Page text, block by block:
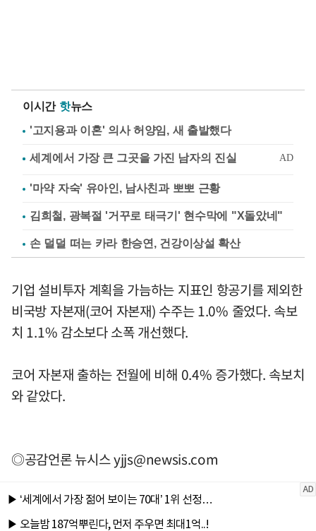
이시간 핫뉴스
'고지용과 이혼' 의사 허양임, 새 출발했다
'마약 자숙' 유아인, 남사친과 뽀뽀 근황
김희철, 광복절 '거꾸로 태극기' 현수막에 "X돌았네"
손 덜덜 떠는 카라 한승연, 건강이상설 확산
기업 설비투자 계획을 가늠하는 지표인 항공기를 제외한
비국방 자본재(코어 자본재) 수주는 1.0% 줄었다. 속보
치 1.1% 감소보다 소폭 개선했다.
코어 자본재 출하는 전월에 비해 0.4% 증가했다. 속보치
와 같았다.
◎공감언론 뉴시스yjjs@newsis.com